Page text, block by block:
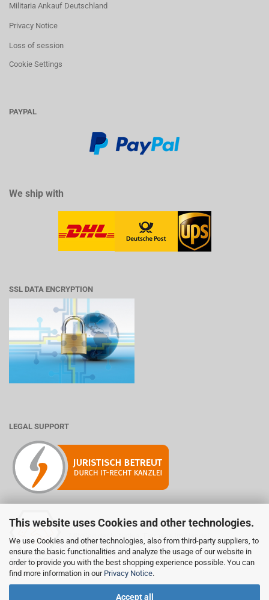
This website uses Cookies and other technologies.
We use Cookies and other technologies, also from third-party suppliers, to
ensure the basic functionalities and analyze the usage of our website in
order to provide you with the best shopping experience possible. You can
find more information in our Privacy Notice.
Accept all
Militaria Ankauf Deutschland
Privacy Notice
Loss of session
Cookie Settings
PAYPAL
We ship with
SSL DATA ENCRYPTION
LEGAL SUPPORT
Mitglied der Initiative "Fairness im Handel".
Informationen zur Initiative:
https://www.fairness-im-handel.de